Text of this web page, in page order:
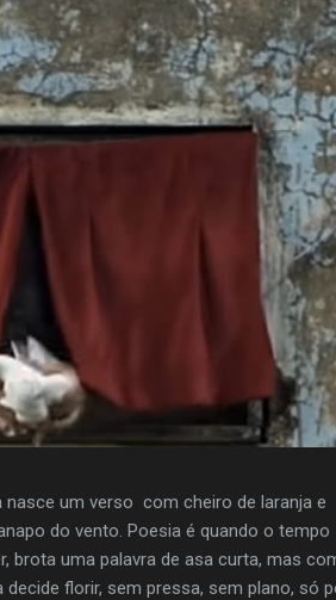
nasce um verso com cheiro de laranja e
do vento. Poesia é quando o tempo
brota uma palavra de asa curta, mas
florir, sem pressa, sem plano, só